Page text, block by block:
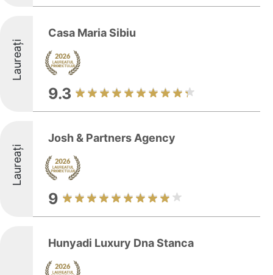
Laureați
Casa Maria Sibiu
9.3
Laureați
Josh & Partners Agency
9
Hunyadi Luxury Dna Stanca